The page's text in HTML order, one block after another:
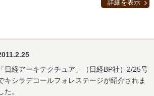
詳細を表示
「日経アーキテクチュア」（日経BP社）2/25号
キシラデコールフォレステージが紹介されま
た。